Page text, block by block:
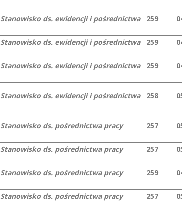
Stanowisko ds. ewidencji i pośrednictwa 259
Stanowisko ds. ewidencji i pośrednictwa 259
Stanowisko ds. ewidencji i pośrednictwa 259
Stanowisko ds. ewidencji i pośrednictwa 258
Stanowisko ds. pośrednictwa pracy 257
Stanowisko ds. pośrednictwa pracy 257
Stanowisko ds. pośrednictwa pracy 259
Stanowisko ds. pośrednictwa pracy 257